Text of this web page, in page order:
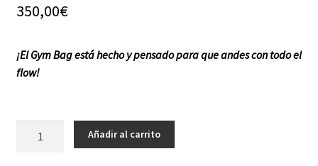
350,00€
¡El Gym Bag está hecho y pensado para que andes con todo el
flow!
Añadir al carrito